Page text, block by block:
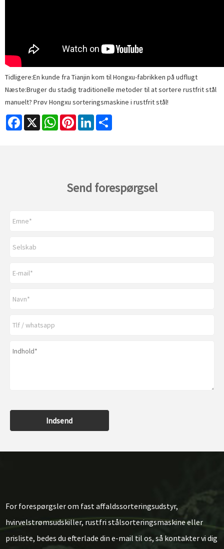
Tidligere:En kunde fra Tianjin kom til Hongxu-fabrikken på udflugt
Næste:Bruger du stadig traditionelle metoder til at sortere rustfrit stål
manuelt? Prøv Hongxu sorteringsmaskine i rustfrit stål!
Facebook
X WhatsAppPinterestLinkedIn
Send forespørgsel
Indsend
For forespørgsler om fast affaldssorteringsudstyr,
hvirvelstrømsudskiller, rustfri stålsorteringsmaskine eller
prisliste, bedes du efterlade din e-mail til os, så kontakter vi dig